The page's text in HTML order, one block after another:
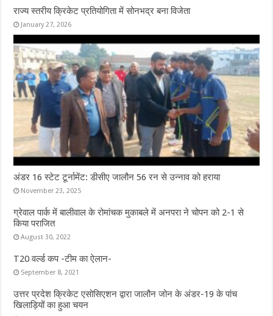
राज्य स्तरीय क्रिकेट प्रतियोगिता में सोनभद्र बना विजेता
January 27, 2026
अंडर 16 स्टेट टूर्नामेंट: डीसीए जालौन 56 रन से उन्नाव को हराया
November 23, 2025
ग्रेवाल पार्क में बालीवाल के रोमांचक मुकाबले में अनपरा ने चोपन को 2-1 से
किया पराजित
August 30, 2022
T20 वर्ल्ड कप -टीम का ऐलान-
September 8, 2021
उत्तर प्रदेश क्रिकेट एसोसिएशन द्वारा जालौन जोन के अंडर-19 के पांच
खिलाड़ियों का हुआ चयन